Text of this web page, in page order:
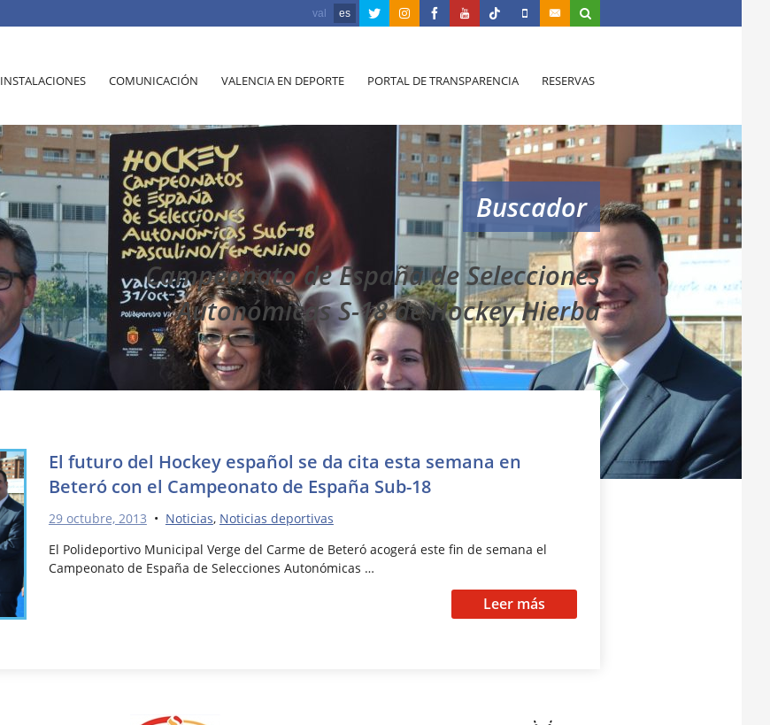
val es
INSTALACIONES COMUNICACIÓN VALENCIA EN DEPORTE PORTAL DE TRANSPARENCIA RESERVAS
Buscador
Campeonato de España de Selecciones
Autonómicas S-18 de Hockey Hierba
El futuro del Hockey español se da cita esta semana en
Beteró con el Campeonato de España Sub-18
29 octubre, 2013 • Noticias, Noticias deportivas
El Polideportivo Municipal Verge del Carme de Beteró acogerá este fin de semana el
Campeonato de España de Selecciones Autonómicas …
Leer más